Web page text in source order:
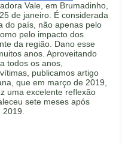
Vale, em Brumadinho,
de janeiro. É considerada
do país, não apenas pelo
pelo impacto dos
da região. Dano esse
anos. Aproveitando
todos os anos,
publicamos artigo
que em março de 2019,
uma excelente reflexão
sete meses após
2019.